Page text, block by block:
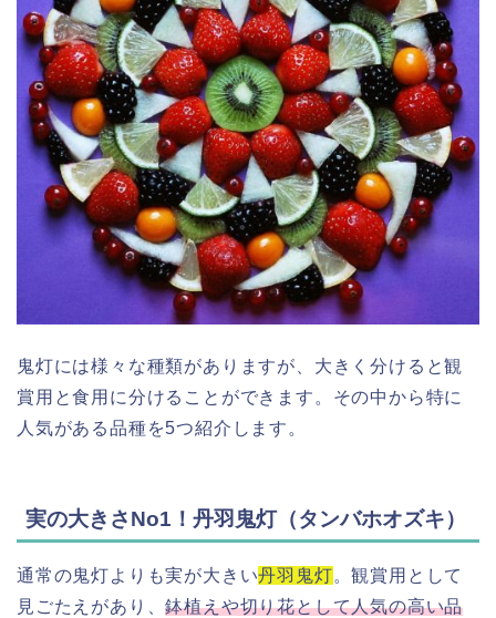
鬼灯には様々な種類がありますが、大きく分けると観
賞用と食用に分けることができます。その中から特に
人気がある品種を5つ紹介します。
実の大きさNo1！丹羽鬼灯（タンバホオズキ）
通常の鬼灯よりも実が大きい丹羽鬼灯。観賞用として
見ごたえがあり、鉢植えや切り花として人気の高い品